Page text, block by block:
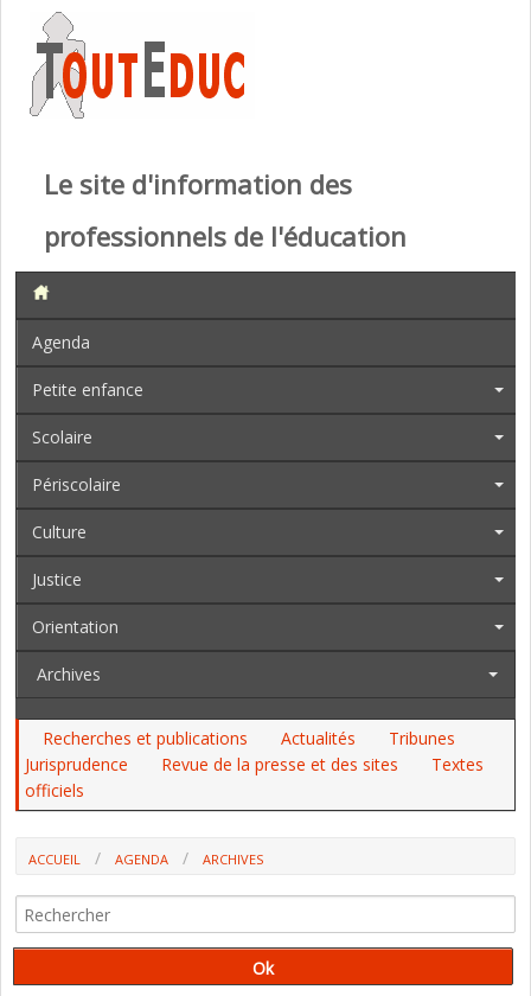
Le site d'information des
professionnels de l'éducation
Agenda
Petite enfance
Scolaire
Périscolaire
Culture
Justice
Orientation
Archives
Recherches et publications Actualités
Tribunes
Jurisprudence
Revue de la presse et des sites
Textes
officiels
ACCUEIL AGENDA
ARCHIVES